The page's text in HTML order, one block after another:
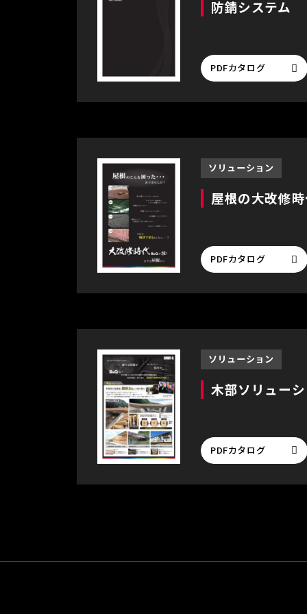
防錆システム
PDFカタログ
ソリューション
屋根の大改修
PDFカタログ
ソリューション
木部ソリュー
PDFカタログ